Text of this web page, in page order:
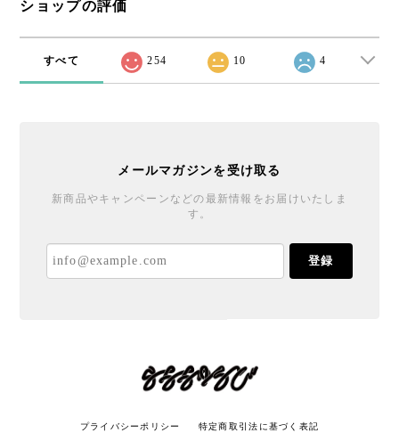
ショップの評価
すべて 254 10 4
メールマガジンを受け取る
新商品やキャンペーンなどの最新情報をお届けいたしま
す。
登録
プライバシーポリシー 特定商取引法に基づく表記